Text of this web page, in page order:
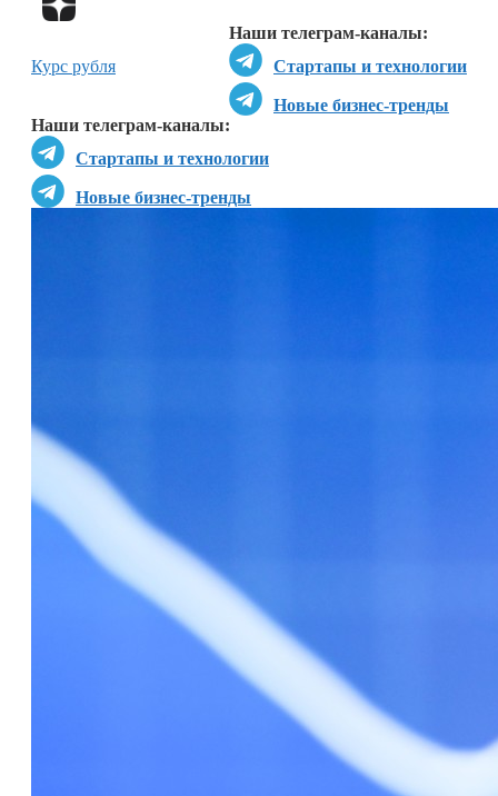
Наши телеграм-каналы:
Стартапы и технологии
Новые бизнес-тренды
Наши телеграм-каналы:
Стартапы и технологии
Новые бизнес-тренды
Курс рубля